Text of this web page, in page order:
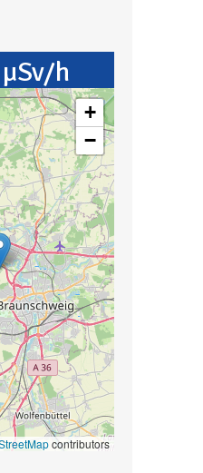
h
+
−
contributors